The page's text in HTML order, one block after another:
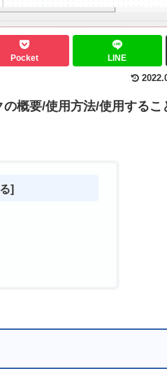
Pocket LINE
概要/使用方法/使用するこ